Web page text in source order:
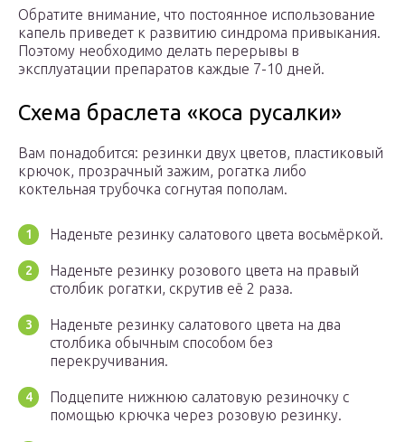
Обратите внимание, что постоянное использование
капель приведет к развитию синдрома привыкания.
Поэтому необходимо делать перерывы в
эксплуатации препаратов каждые 7-10 дней.
Схема браслета «коса русалки»
Вам понадобится: резинки двух цветов, пластиковый
крючок, прозрачный зажим, рогатка либо
коктельная трубочка согнутая пополам.
Наденьте резинку салатового цвета восьмёркой.
Наденьте резинку розового цвета на правый
столбик рогатки, скрутив её 2 раза.
Наденьте резинку салатового цвета на два
столбика обычным способом без
перекручивания.
Подцепите нижнюю салатовую резиночку с
помощью крючка через розовую резинку.